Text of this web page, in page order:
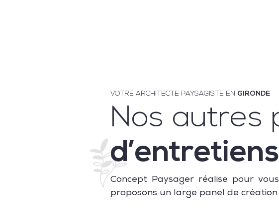
VOTRE ARCHITECTE PAYSAGISTE EN GIRONDE
Nos autres
Concept Paysager réalise pour
proposons un large panel de